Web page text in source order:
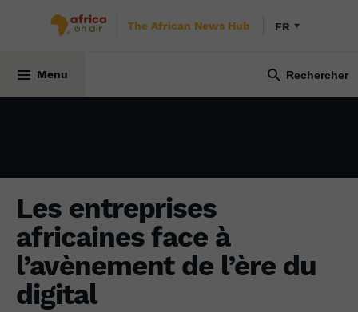
The African News Hub FR
Menu
Les entreprises
africaines face à
l’avènement de l’ère du
digital